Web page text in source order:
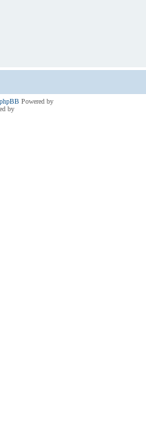
Powered by
phpBB
by